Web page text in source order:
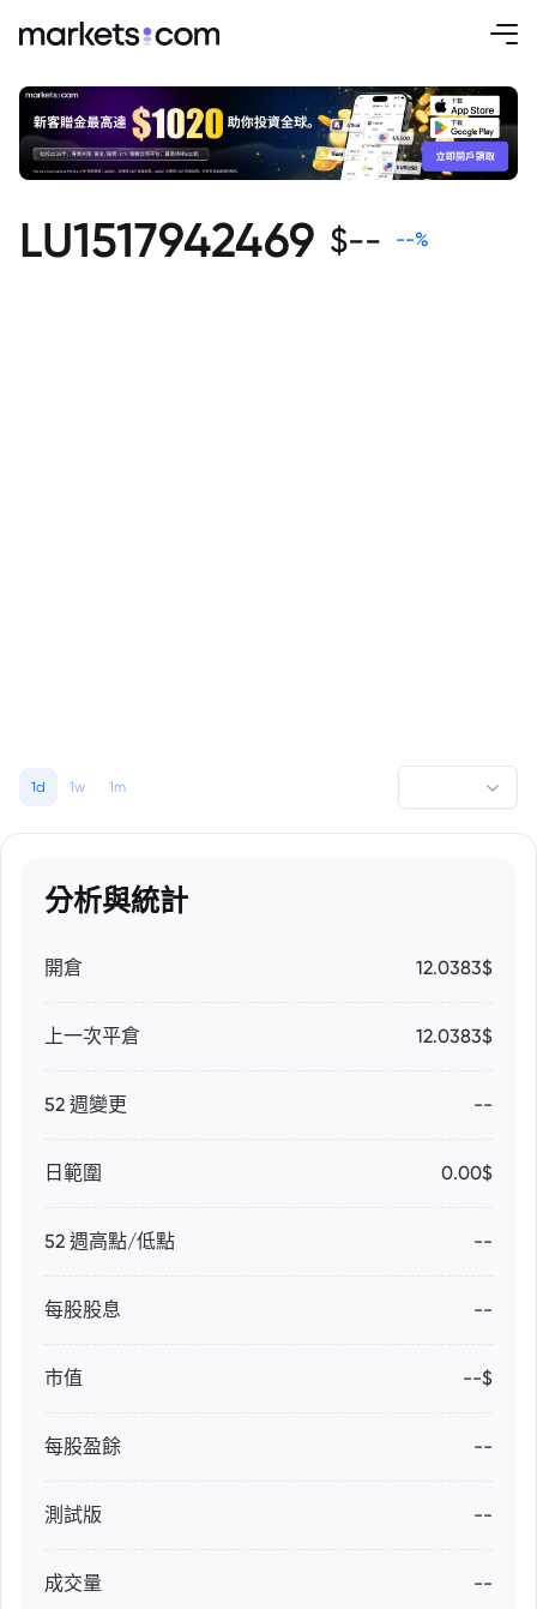
LU1517942469 $-- --%
1d 1w 1m
分析與統計
開倉 12.0383$
上一次平倉 12.0383$
52 週變更 --
日範圍 0.00$
52 週高點/低點 --
每股股息 --
市值 --$
每股盈餘 --
測試版 --
成交量 --